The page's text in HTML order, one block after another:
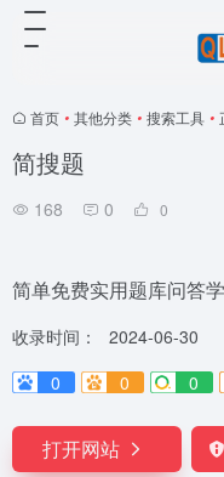
首页 • 其他分类 • 搜索工具 •
简搜题
168 0 0
简单免费实用题库问答
收录时间：
2024-06-30
0
0 0
打开网站